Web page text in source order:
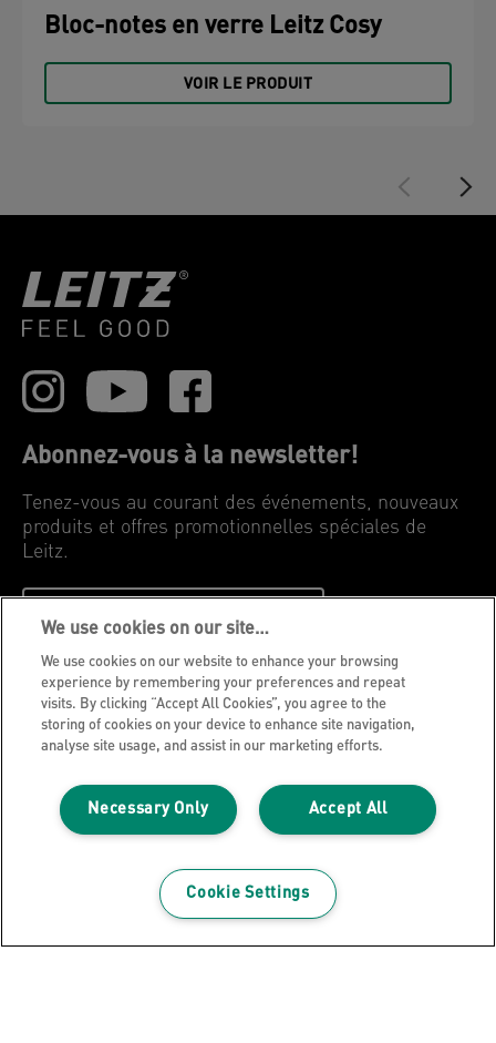
Bloc-notes en verre Leitz Cosy
VOIR LE PRODUIT
Abonnez-vous à la newsletter!
Tenez-vous au courant des événements, nouveaux
produits et offres promotionnelles spéciales de
Leitz.
Avis de confidentialité
Cookies
Avis légal
Impression
Gérer mes données
We use cookies on our site…
We use cookies on our website to enhance your browsing
experience by remembering your preferences and repeat
visits. By clicking “Accept All Cookies”, you agree to the
storing of cookies on your device to enhance site navigation,
analyse site usage, and assist in our marketing efforts.
Accept All
Necessary Only
Cookie Settings